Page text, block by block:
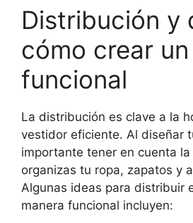
Distribución y
cómo crear
funcional
La distribución es clave a la
vestidor eficiente. Al diseñar
importante tener en cuenta
organizas tu ropa, zapatos y
Algunas ideas para distribuir
manera funcional incluyen: